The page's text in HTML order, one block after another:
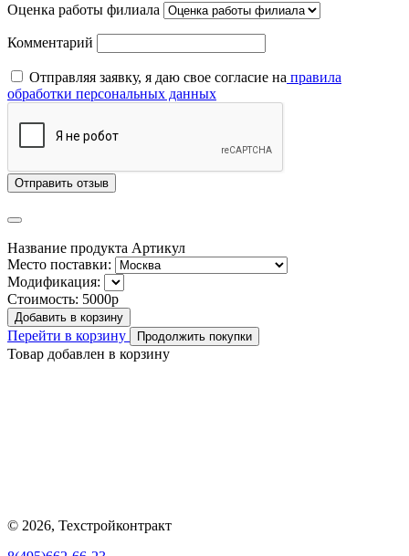
Оценка работы филиала
Комментарий
Отправляя заявку, я даю свое согласие на правила
обработки персональных данных
Отправить отзыв
Название продукта Артикул
Место поставки:
Модификация:
Стоимость: 5000р
Добавить в корзину
Перейти в корзину Продолжить покупки
Товар добавлен в корзину
© 2026, Техстройконтракт